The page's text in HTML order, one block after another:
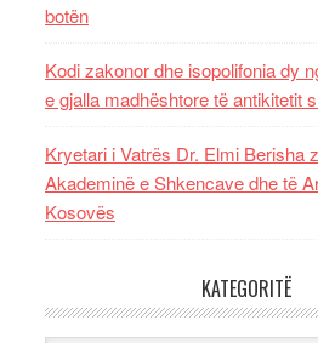
botën
Kodi zakonor dhe isopolifonia dy
e gjalla madhështore të antikitetit
Kryetari i Vatrës Dr. Elmi Berisha
Akademinë e Shkencave dhe të
Kosovës
KATEGORITË